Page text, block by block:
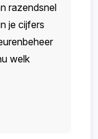
razendsnel
je cijfers
welk